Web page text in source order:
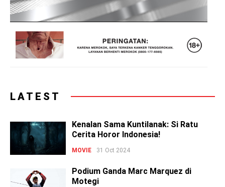
LATEST
Kenalan Sama Kuntilanak: Si Ratu
Cerita Horor Indonesia!
MOVIE 31 Oct 2024
Podium Ganda Marc Marquez di
Motegi